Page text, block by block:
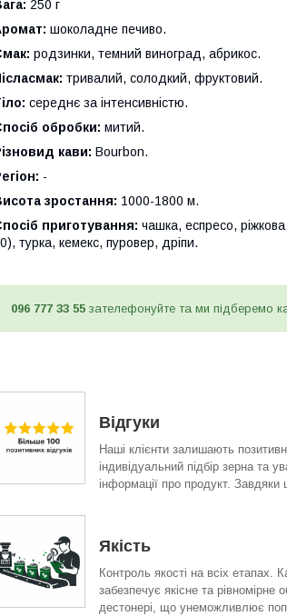
250 г
шоколадне печиво.
родзинки, темний виноград, абрикос.
тривалий, солодкий, фруктовий.
середнє за інтенсивністю.
обробки: митий.
кави: Bourbon.
-
зростання: 1000-1800 м.
приготування: чашка, еспресо,
турка, кемекс, пуровер, дріпи.
096 777 33 55 зателефонуйте та ми підберемо
Відгуки
Наші клієнти залишають
індивідуальний підбір зерна та
інформації про продукт. Завдяки
Якість
Контроль якості на всіх
забезпечує якісне та
дестонері, що унеможливлює